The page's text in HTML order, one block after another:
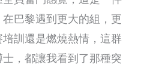
在巴黎遇到更大的組，更
培訓還是燃燒熱情，這群
士，都讓我看到了那種突